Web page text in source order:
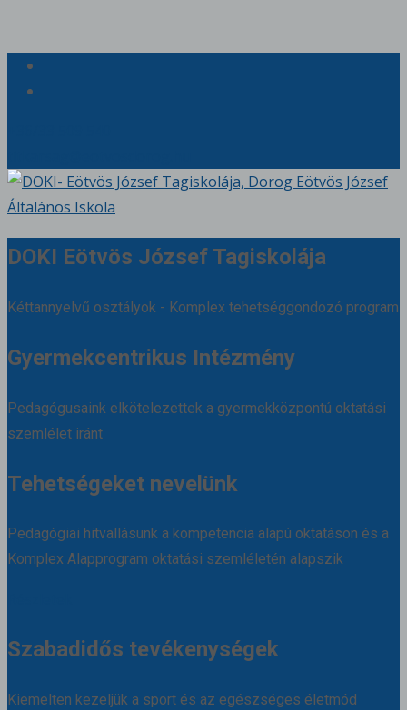
DOKI Eötvös József Tagiskolája
Kéttannyelvű osztályok - Komplex tehetséggondozó program
Gyermekcentrikus Intézmény
Pedagógusaink elkötelezettek a gyermekközpontú oktatási
szemlélet iránt
Tehetségeket nevelünk
Pedagógiai hitvallásunk a kompetencia alapú oktatáson és a
Komplex Alapprogram oktatási szemléletén alapszik
Szabadidős tevékenységek
Kiemelten kezeljük a sport és az egészséges életmód